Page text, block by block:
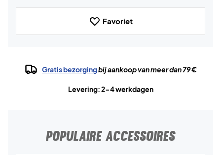
Favoriet
Gratis bezorgingbij aankoop van meer dan 79 €
Levering: 2-4 werkdagen
POPULAIRE ACCESSOIRES